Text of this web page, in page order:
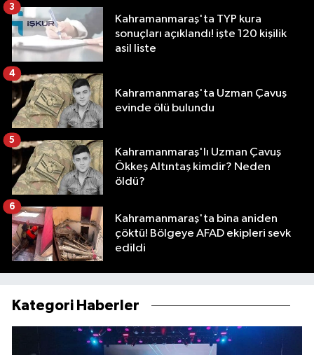
Kahramanmaraş'ta TYP kura
sonuçları açıklandı! işte 120 kişilik
asil liste
3
Kahramanmaraş'ta Uzman Çavuş
evinde ölü bulundu
4
Kahramanmaraş'lı Uzman Çavuş
Ökkeş Altıntaş kimdir? Neden
öldü?
5
Kahramanmaraş'ta bina aniden
çöktü! Bölgeye AFAD ekipleri sevk
edildi
6
Kategori Haberler